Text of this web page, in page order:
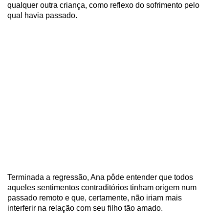
qualquer outra criança, como reflexo do sofrimento pelo
qual havia passado.
Terminada a regressão, Ana pôde entender que todos
aqueles sentimentos contraditórios tinham origem num
passado remoto e que, certamente, não iriam mais
interferir na relação com seu filho tão amado.